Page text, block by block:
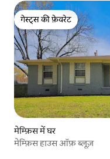
गेस्ट्स की फ़ेवरेट
गेस्ट्स की फ़ेवरेट
मेम्फ़िस में घर
मेम्फ़िस हाउस ऑफ़ ब्लूज़